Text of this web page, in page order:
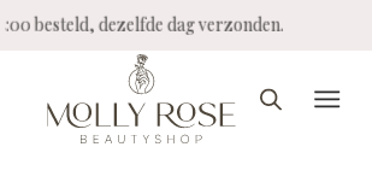
besteld, dezelfde dag verzonden.